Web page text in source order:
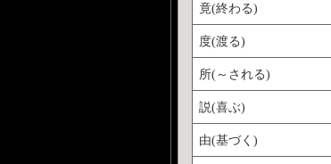
竟(終わる)
度(渡る)
所(～される)
説(喜ぶ)
由(基づく)